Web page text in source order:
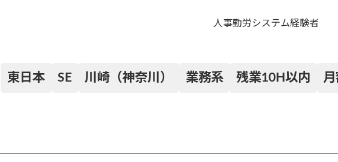
人事勤労システム経験者
東日本 SE 川崎（神奈川） 業務系 残業10H以内